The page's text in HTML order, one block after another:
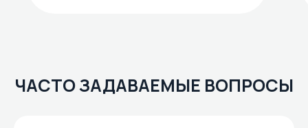
ЧАСТО ЗАДАВАЕМЫЕ ВОПРОСЫ